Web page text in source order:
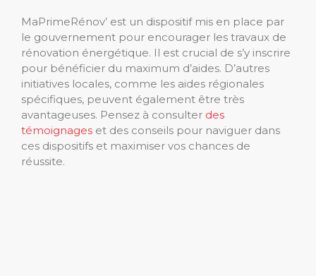
MaPrimeRénov’ est un dispositif mis en place par
le gouvernement pour encourager les travaux de
rénovation énergétique. Il est crucial de s’y inscrire
pour bénéficier du maximum d’aides. D’autres
initiatives locales, comme les aides régionales
spécifiques, peuvent également être très
avantageuses. Pensez à consulter des
témoignages et des conseils pour naviguer dans
ces dispositifs et maximiser vos chances de
réussite.